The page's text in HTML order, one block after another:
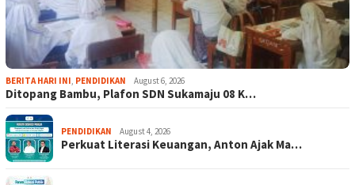
BERITA HARI INI, PENDIDIKAN August 6, 2026
Ditopang Bambu, Plafon SDN Sukamaju 08 K…
PENDIDIKAN August 4, 2026
Perkuat Literasi Keuangan, Anton Ajak Ma…